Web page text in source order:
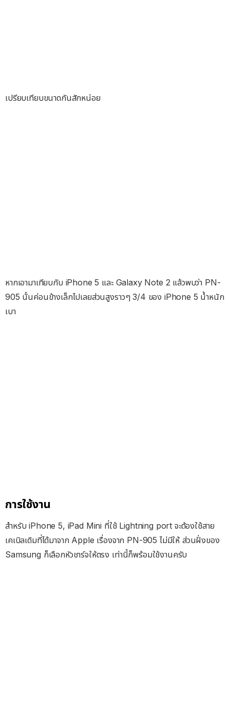
เปรียบเทียบขนาดกันสักหน่อย
หากเอามาเทียบกับ iPhone 5 และ Galaxy Note 2 แล้วพบว่า PN-
905 นั้นค่อนข้างเล็กไปเลยส่วนสูงราวๆ 3/4 ของ iPhone 5 น้ำหนัก
เบา
การใช้งาน
สำหรับ iPhone 5, iPad Mini ที่ใช้ Lightning port จะต้องใช้สาย
เคเบิลเดิมที่ได้มาจาก Apple เรื่องจาก PN-905 ไม่มีให้ ส่วนฝั่งของ
Samsung ก็เลือกหัวชาร์จให้ตรง เท่านี้ก็พร้อมใช้งานครับ